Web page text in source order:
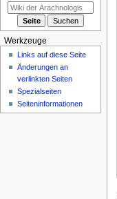
Werkzeuge
Links auf diese Seite
Änderungen an
verlinkten Seiten
Spezialseiten
Seiten­­informationen